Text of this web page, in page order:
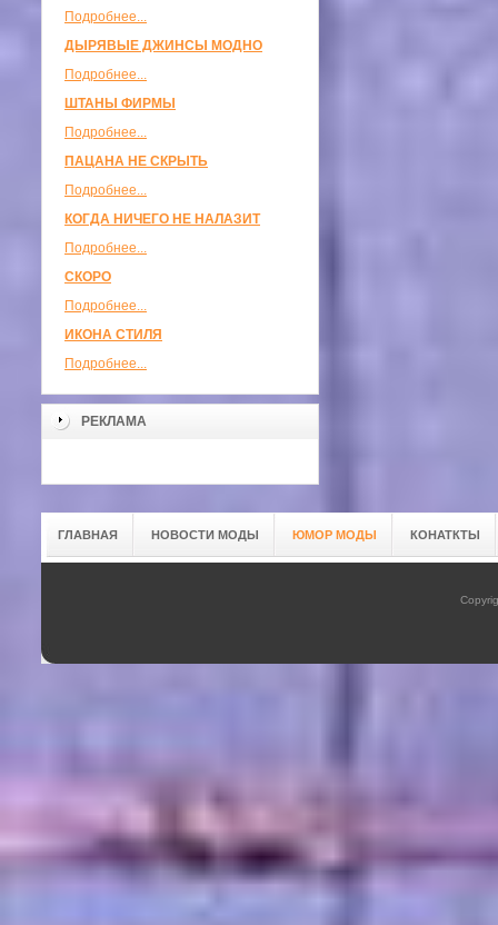
Подробнее...
ДЫРЯВЫЕ ДЖИНСЫ МОДНО
Подробнее...
ШТАНЫ ФИРМЫ
Подробнее...
ПАЦАНА НЕ СКРЫТЬ
Подробнее...
КОГДА НИЧЕГО НЕ НАЛАЗИТ
Подробнее...
СКОРО
Подробнее...
ИКОНА СТИЛЯ
Подробнее...
РЕКЛАМА
ГЛАВНАЯ НОВОСТИ МОДЫ ЮМОР МОДЫ КОНАТКТЫ